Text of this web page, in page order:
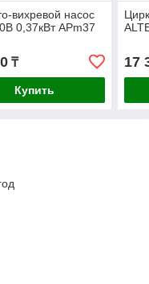
вихревой насос
0,37кВт APm37
₸
Купить
17